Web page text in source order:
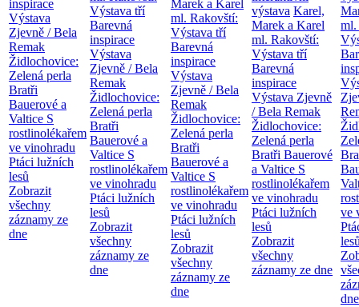
inspirace
Výstava
Zjevně / Bela
Remak
Židlochovice:
Zelená perla
Bratři
Bauerové a
Valtice S
rostlinolékařem
ve vinohradu
Ptáci lužních
lesů
Zobrazit
všechny
záznamy ze
dne
Výstava tří
Barevná
inspirace
Výstava
Zjevně / Bela
Remak
Židlochovice:
Zelená perla
Bratři
Bauerové a
Valtice S
rostlinolékařem
ve vinohradu
Ptáci lužních
lesů
Zobrazit
všechny
záznamy ze
dne
Marek a Karel
ml. Rakovští:
Výstava tří
Barevná
inspirace
Výstava
Zjevně / Bela
Remak
Židlochovice:
Zelená perla
Bratři
Bauerové a
Valtice S
rostlinolékařem
ve vinohradu
Ptáci lužních
lesů
Zobrazit
všechny
záznamy ze
dne
výstava Karel,
Marek a Karel
ml. Rakovští:
Výstava tří
Barevná
inspirace
Výstava Zjevně
/ Bela Remak
Židlochovice:
Zelená perla
Bratři Bauerové
a Valtice S
rostlinolékařem
ve vinohradu
Ptáci lužních
lesů
Zobrazit
všechny
záznamy ze dne
ml.
ve
dne